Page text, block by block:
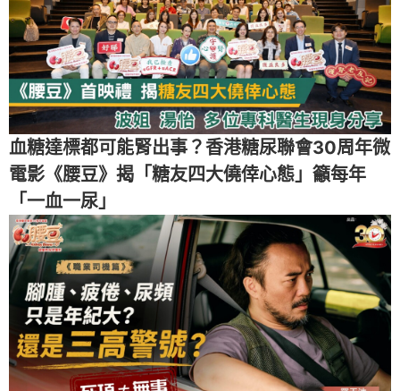
血糖達標都可能腎出事？香港糖尿聯會30周年微
電影《腰豆》揭「糖友四大僥倖心態」籲每年
「一血一尿」